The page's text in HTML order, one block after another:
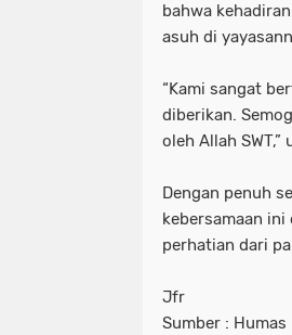
bahwa
asuh di
“Kami sangat
diberikan.
oleh Allah
Dengan penuh
kebersamaan ini
perhatian dari
Jfr
Sumber :